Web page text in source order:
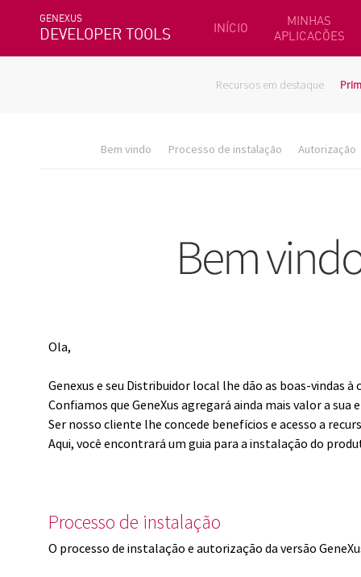
GENEXUS
DEVELOPER TOOLS INÍCIO
MINHAS
APLICACÕES
Recursos em destaque
Bem vindo Processo de instalação Autorização
Ola,
Genexus e seu Distribuidor local lhe dão as boas-vindas à
Confiamos que GeneXus agregará ainda mais valor a
Ser nosso cliente lhe concede benefícios e acesso a
Aqui, você encontrará um guia para a instalação do
Processo de instalação
O processo de instalação e autorização da versão